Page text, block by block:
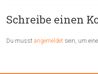
Schreibe einen
Du musstangemeldet sein, um